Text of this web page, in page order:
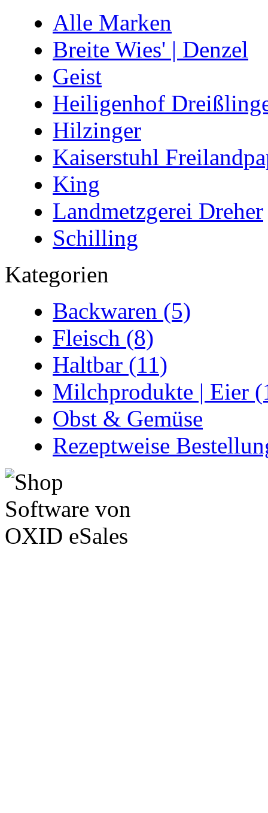
Alle Marken
Breite Wies' | Denzel
Geist
Heiligenhof
Hilzinger
Kaiserstuhl
King
Landmetzgerei Dreher
Schilling
Kategorien
Backwaren (5)
Fleisch (8)
Haltbar (11)
Milchprodukte | Eier
Obst & Gemüse
Rezeptweise